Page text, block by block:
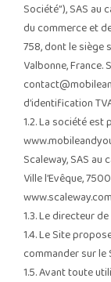
Société”), SAS
du commerce et
758, dont le siège
Valbonne,
d’identification
1.2. La société
Scaleway, SAS au
Ville l’Evêque,
www.scaleway.com
1.3. Le directeur
1.4. Le Site
commander sur
1.5. Avant toute